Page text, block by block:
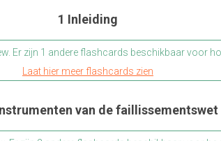
1 Inleiding
Er zijn 1 andere flashcards beschikbaar voor
Laat hier meer flashcards zien
van de faillissementswet